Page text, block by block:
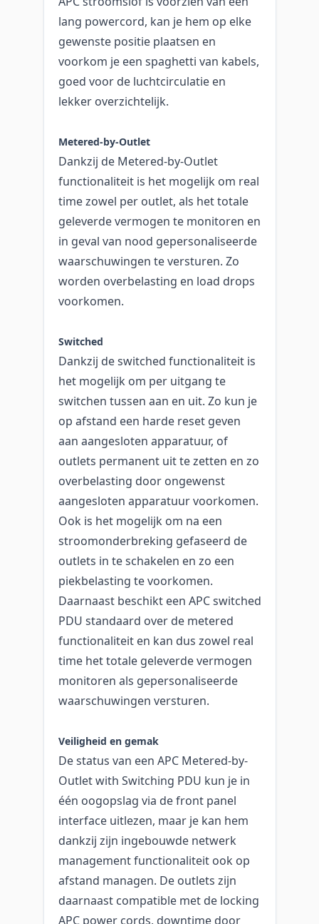
lang powercord, kan je hem op elke
gewenste positie plaatsen en
voorkom je een spaghetti van kabels,
goed voor de luchtcirculatie en
lekker overzichtelijk.
Metered-by-Outlet
Dankzij de Metered-by-Outlet
functionaliteit is het mogelijk om real
time zowel per outlet, als het totale
geleverde vermogen te monitoren en
in geval van nood gepersonaliseerde
waarschuwingen te versturen. Zo
worden overbelasting en load drops
voorkomen.
Switched
Dankzij de switched functionaliteit is
het mogelijk om per uitgang te
switchen tussen aan en uit. Zo kun je
op afstand een harde reset geven
aan aangesloten apparatuur, of
outlets permanent uit te zetten en zo
overbelasting door ongewenst
aangesloten apparatuur voorkomen.
Ook is het mogelijk om na een
stroomonderbreking gefaseerd de
outlets in te schakelen en zo een
piekbelasting te voorkomen.
Daarnaast beschikt een APC switched
PDU standaard over de metered
functionaliteit en kan dus zowel real
time het totale geleverde vermogen
monitoren als gepersonaliseerde
waarschuwingen versturen.
Veiligheid en gemak
De status van een APC Metered-by-
Outlet with Switching PDU kun je in
één oogopslag via de front panel
interface uitlezen, maar je kan hem
dankzij zijn ingebouwde netwerk
management functionaliteit ook op
afstand managen. De outlets zijn
daarnaast compatible met de locking
APC power cords, downtime door